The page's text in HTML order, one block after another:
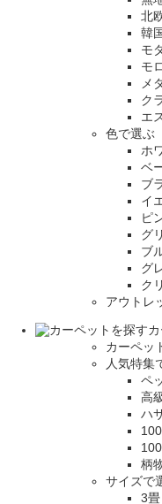
北
韓
モ
モ
メ
ク
エ
色で選ぶ
ホ
ベ
ブ
イ
ピ
グ
ブ
グ
ク
アウトレ
カーペッ
人気特集
ペ
高
ハ
柄
サイズで
3